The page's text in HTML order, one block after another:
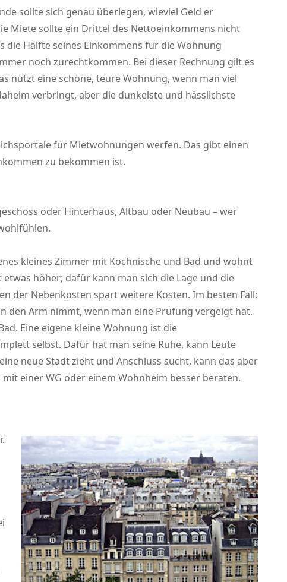
sollte sich genau überlegen, wieviel Geld er
Miete sollte ein Drittel des Nettoeinkommens nicht
Hälfte seines Einkommens für die Wohnung
noch zurechtkommen. Bei dieser Rechnung gilt es
nützt eine schöne, teure Wohnung, wenn man viel
verbringt, aber die dunkelste und hässlichste
für Mietwohnungen werfen. Das gibt einen
zu bekommen ist.
oder Hinterhaus, Altbau oder Neubau – wer
kleines Zimmer mit Kochnische und Bad und wohnt
höher; dafür kann man sich die Lage und die
der Nebenkosten spart weitere Kosten. Im besten Fall:
den Arm nimmt, wenn man eine Prüfung vergeigt hat.
Eine eigene kleine Wohnung ist die
selbst. Dafür hat man seine Ruhe, kann Leute
neue Stadt zieht und Anschluss sucht, kann das aber
einer WG oder einem Wohnheim besser beraten.